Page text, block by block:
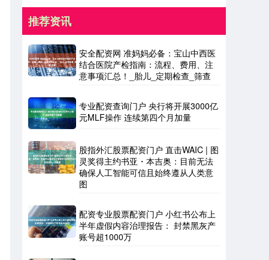
推荐资讯
安全配资网 准妈妈必备：宝山中西医
结合医院产检指南：流程、费用、注
意事项汇总！_胎儿_定期检查_筛查
专业配资查询门户 央行将开展3000亿
元MLF操作 连续第四个月加量
股指外汇股票配资门户 直击WAIC | 图
灵奖得主约书亚・本吉奥：目前无法
确保人工智能可信且始终遵从人类意
图
配资专业股票配资门户 小红书公布上
半年虚假内容治理报告： 封禁黑灰产
账号超1000万